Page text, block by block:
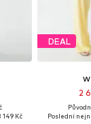
149 Kč
DEAL
2
Poslední